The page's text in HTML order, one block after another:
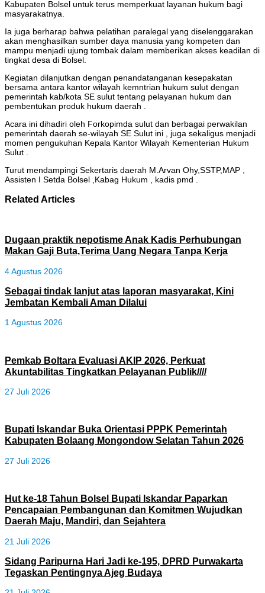
Kabupaten Bolsel untuk terus memperkuat layanan hukum bagi
masyarakatnya.
Ia juga berharap bahwa pelatihan paralegal yang diselenggarakan
akan menghasilkan sumber daya manusia yang kompeten dan
mampu menjadi ujung tombak dalam memberikan akses keadilan di
tingkat desa di Bolsel.
Kegiatan dilanjutkan dengan penandatanganan kesepakatan
bersama antara kantor wilayah kemntrian hukum sulut dengan
pemerintah kab/kota SE sulut tentang pelayanan hukum dan
pembentukan produk hukum daerah .
Acara ini dihadiri oleh Forkopimda sulut dan berbagai perwakilan
pemerintah daerah se-wilayah SE Sulut ini , juga sekaligus menjadi
momen pengukuhan Kepala Kantor Wilayah Kementerian Hukum
Sulut .
Turut mendampingi Sekertaris daerah M.Arvan Ohy,SSTP,MAP ,
Assisten I Setda Bolsel ,Kabag Hukum , kadis pmd .
Related Articles
Dugaan praktik nepotisme Anak Kadis Perhubungan
Makan Gaji Buta,Terima Uang Negara Tanpa Kerja
4 Agustus 2026
Sebagai tindak lanjut atas laporan masyarakat, Kini
Jembatan Kembali Aman Dilalui
1 Agustus 2026
Pemkab Boltara Evaluasi AKIP 2026, Perkuat
Akuntabilitas Tingkatkan Pelayanan Publik////
27 Juli 2026
Bupati Iskandar Buka Orientasi PPPK Pemerintah
Kabupaten Bolaang Mongondow Selatan Tahun 2026
27 Juli 2026
Hut ke-18 Tahun Bolsel Bupati Iskandar Paparkan
Pencapaian Pembangunan dan Komitmen Wujudkan
Daerah Maju, Mandiri, dan Sejahtera
21 Juli 2026
Sidang Paripurna Hari Jadi ke-195, DPRD Purwakarta
Tegaskan Pentingnya Ajeg Budaya